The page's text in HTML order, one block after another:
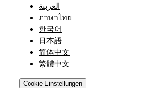
العربية
ภาษาไทย
한국어
日本語
简体中文
繁體中文
Cookie-Einstellungen